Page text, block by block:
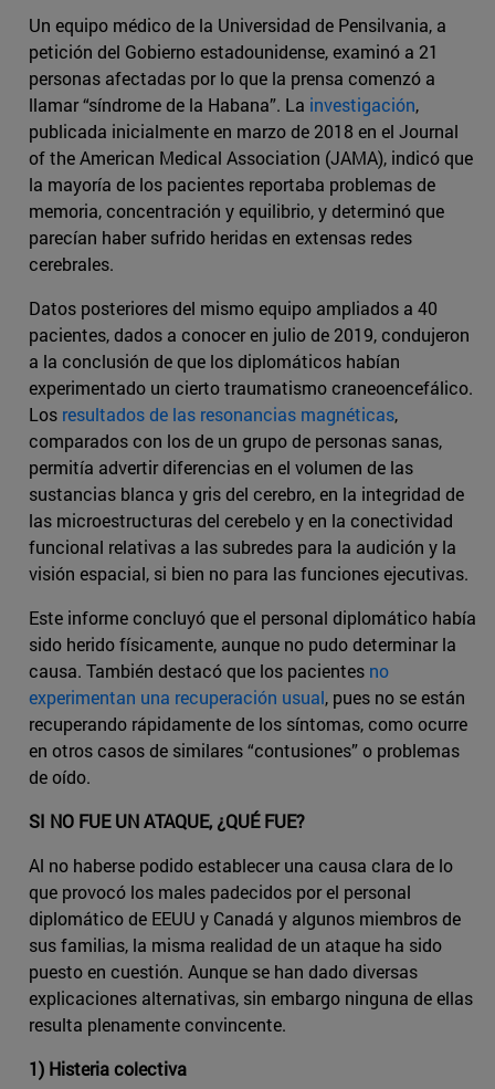
Un equipo médico de la Universidad de Pensilvania, a
petición del Gobierno estadounidense, examinó a 21
personas afectadas por lo que la prensa comenzó a
llamar “síndrome de la Habana”. La investigación,
publicada inicialmente en marzo de 2018 en el Journal
of the American Medical Association (JAMA), indicó que
la mayoría de los pacientes reportaba problemas de
memoria, concentración y equilibrio, y determinó que
parecían haber sufrido heridas en extensas redes
cerebrales.
Datos posteriores del mismo equipo ampliados a 40
pacientes, dados a conocer en julio de 2019, condujeron
a la conclusión de que los diplomáticos habían
experimentado un cierto traumatismo craneoencefálico.
Los resultados de las resonancias magnéticas,
comparados con los de un grupo de personas sanas,
permitía advertir diferencias en el volumen de las
sustancias blanca y gris del cerebro, en la integridad de
las microestructuras del cerebelo y en la conectividad
funcional relativas a las subredes para la audición y la
visión espacial, si bien no para las funciones ejecutivas.
Este informe concluyó que el personal diplomático había
sido herido físicamente, aunque no pudo determinar la
causa. También destacó que los pacientes no
experimentan una recuperación usual, pues no se están
recuperando rápidamente de los síntomas, como ocurre
en otros casos de similares “contusiones” o problemas
de oído.
SI NO FUE UN ATAQUE, ¿QUÉ FUE?
Al no haberse podido establecer una causa clara de lo
que provocó los males padecidos por el personal
diplomático de EEUU y Canadá y algunos miembros de
sus familias, la misma realidad de un ataque ha sido
puesto en cuestión. Aunque se han dado diversas
explicaciones alternativas, sin embargo ninguna de ellas
resulta plenamente convincente.
1) Histeria colectiva